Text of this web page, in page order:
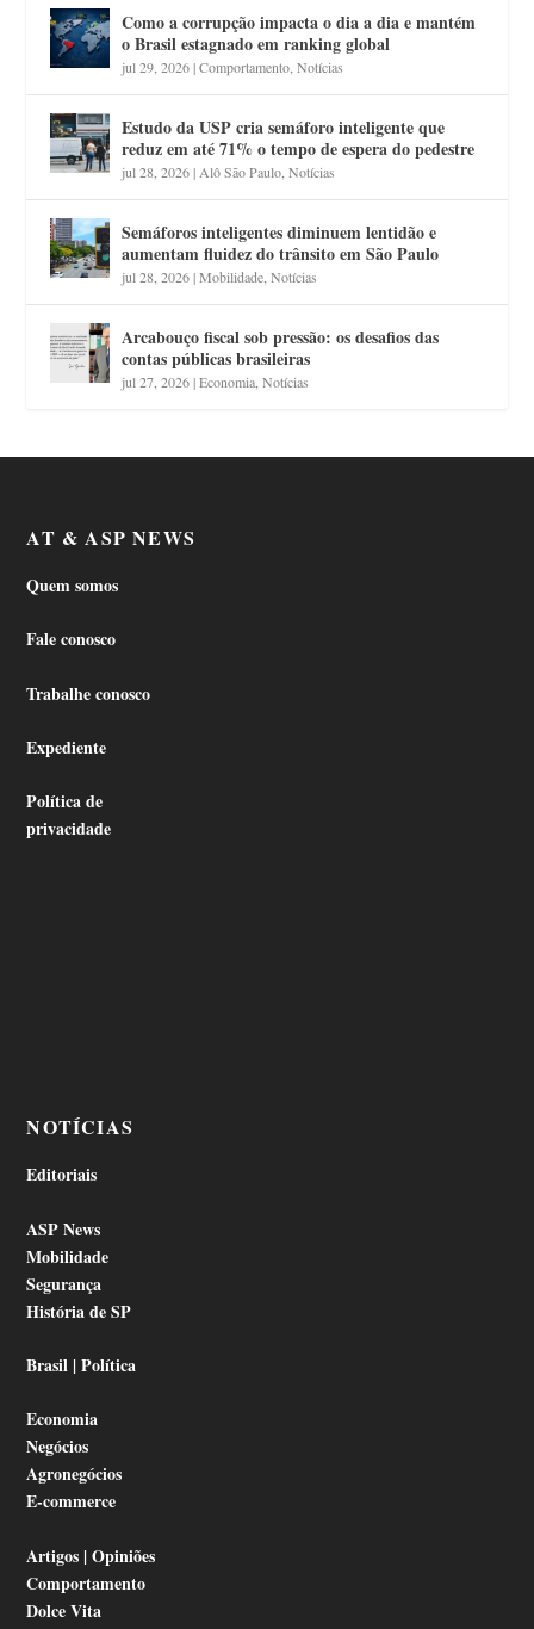
Como a corrupção impacta o dia a dia e mantém
o Brasil estagnado em ranking global
jul 29, 2026|Comportamento ,Notícias
Estudo da USP cria semáforo inteligente que
reduz em até 71% o tempo de espera do pedestre
jul 28, 2026| Alô São Paulo ,Notícias
Semáforos inteligentes diminuem lentidão e
aumentam fluidez do trânsito em São Paulo
jul 28, 2026|Mobilidade ,Notícias
Arcabouço fiscal sob pressão: os desafios das
contas públicas brasileiras
jul 27, 2026|Economia ,Notícias
AT & ASP NEWS
Quem somos
Fale conosco
Trabalhe conosco
Expediente
Política de
privacidade
NOTÍCIAS
Editoriais
ASP News
Mobilidade
Segurança
História de SP
Brasil | Política
Economia
Negócios
Agronegócios
E-commerce
Artigos | Opiniões
Comportamento
Dolce Vita